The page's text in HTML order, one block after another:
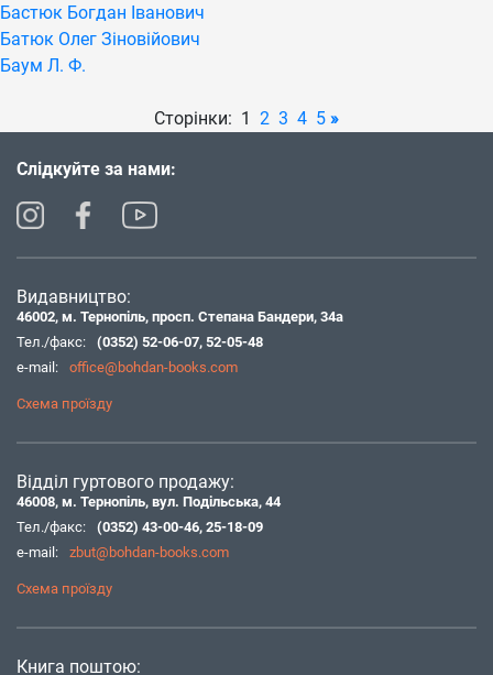
Бастюк Богдан Іванович
Батюк Олег Зіновійович
Баум Л. Ф.
Сторінки: 1 2 3 4 5 »
Слідкуйте за нами:
Видавництво:
46002, м. Тернопіль, просп. Степана Бандери, 34а
Тел./факс:
(0352) 52-06-07, 52-05-48
e-mail:
office@bohdan-books.com
Схема проїзду
Відділ гуртового продажу:
46008, м. Тернопіль, вул. Подільська, 44
Тел./факс:
(0352) 43-00-46, 25-18-09
e-mail:
zbut@bohdan-books.com
Схема проїзду
Книга поштою: